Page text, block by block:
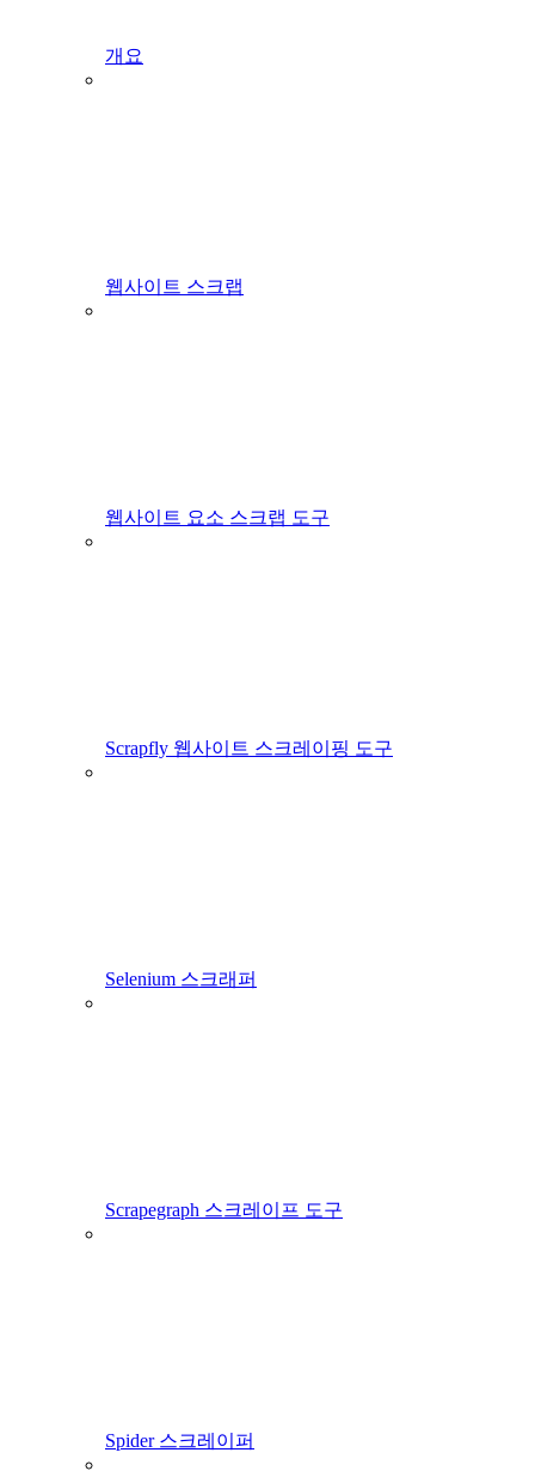
개요
웹사이트 스크랩
웹사이트 요소 스크랩 도구
Scrapfly 웹사이트 스크레이핑 도구
Selenium 스크래퍼
Scrapegraph 스크레이프 도구
Spider 스크레이퍼